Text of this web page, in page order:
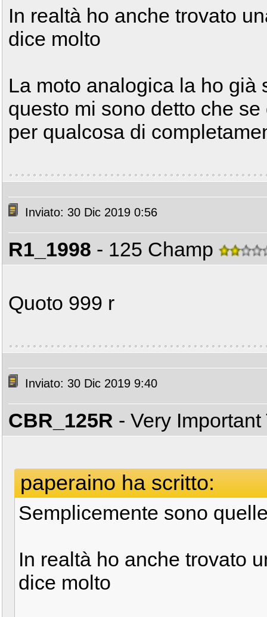
In realtà ho anche trovato
dice molto
La moto analogica la ho già
questo mi sono detto che
per qualcosa di
Inviato: 30 Dic 2019 0:56
R1_1998 - 125 Champ
Quoto 999 r
Inviato: 30 Dic 2019 9:40
CBR_125R - Very
paperaino ha scritto:
Semplicemente sono
In realtà ho anche trovato
dice molto